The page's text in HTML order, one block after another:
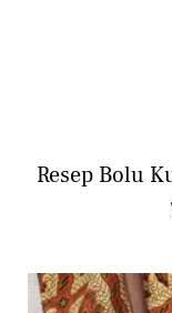
Resep Bolu